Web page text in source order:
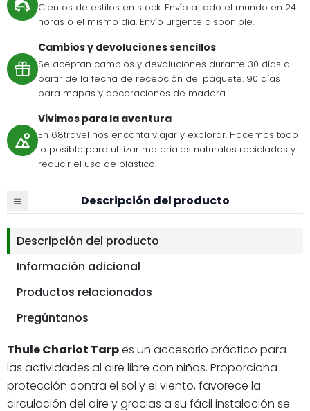
Cientos de estilos en stock. Envío a todo el mundo en 24
horas o el mismo día. Envío urgente disponible.
Cambios y devoluciones sencillos
Se aceptan cambios y devoluciones durante 30 días a
partir de la fecha de recepción del paquete. 90 días
para mapas y decoraciones de madera.
Vivimos para la aventura
En 68travel nos encanta viajar y explorar. Hacemos todo
lo posible para utilizar materiales naturales reciclados y
reducir el uso de plástico.
Descripción del producto
Descripción del producto
Información adicional
Productos relacionados
Pregúntanos
Thule Chariot Tarpes un accesorio práctico para
las actividades al aire libre con niños. Proporciona
protección contra el sol y el viento, favorece la
circulación del aire y gracias a su fácil instalación se